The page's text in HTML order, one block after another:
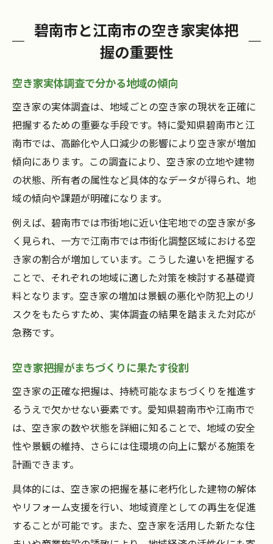
碧南市と江南市の空き家実体把
握の重要性
空き家実体調査で分かる地域の傾向
空き家の実体調査は、地域ごとの空き家の現状を正確に
把握するための重要な手段です。特に愛知県碧南市と江
南市では、高齢化や人口減少の影響により空き家が増加
傾向にあります。この調査により、空き家の立地や建物
の状態、所有者の属性など具体的なデータが得られ、地
域の傾向や課題が明確になります。
例えば、碧南市では市街地に近い住宅地での空き家が多
く見られ、一方で江南市では市街化調整区域における空
き家の割合が増加しています。こうした違いを把握する
ことで、それぞれの地域に適した対策を検討する基礎資
料となります。空き家の増加は景観の悪化や防犯上のリ
スクをもたらすため、実体調査の結果を踏まえた対応が
急務です。
空き家把握がまちづくりに果たす役割
空き家の正確な把握は、持続可能なまちづくりを推進す
るうえで欠かせない要素です。愛知県碧南市や江南市で
は、空き家の数や状態を詳細に知ることで、地域の安全
性や景観の維持、さらには住環境の向上に繋がる施策を
計画できます。
具体的には、空き家の把握を基に老朽化した建物の解体
やリフォーム支援を行い、地域資産としての再生を促進
することが可能です。また、空き家を活用した新たな住